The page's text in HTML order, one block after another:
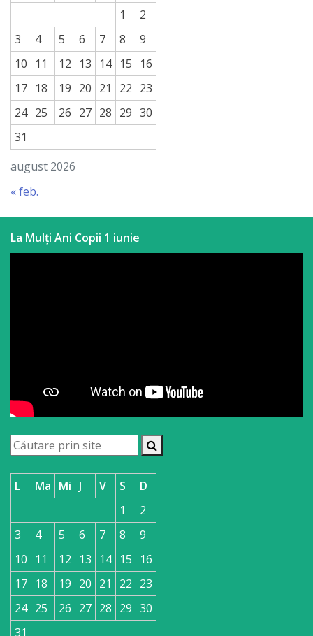
august 2026
1
2
3
4 5 6 7 8
9
10
11 12 13 14 15
16
17 18 19 20 21 22 23
24 25 26 27 28 29 30
31
« feb.
La Mulți Ani Copii 1 iunie
L Ma Mi J V S
D
1
2
3
4 5 6 7 8
9
10
11 12 13 14 15
16
17 18 19 20 21 22 23
24 25 26 27 28 29 30
31